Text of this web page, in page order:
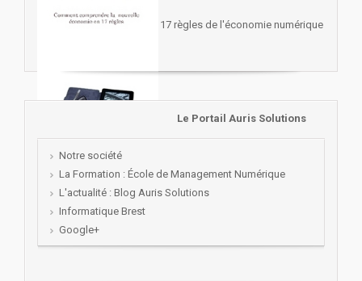
17 règles de l'économie numérique
Le Portail Auris Solutions
Notre société
La Formation : École de Management Numérique
L'actualité : Blog Auris Solutions
Informatique Brest
Google+